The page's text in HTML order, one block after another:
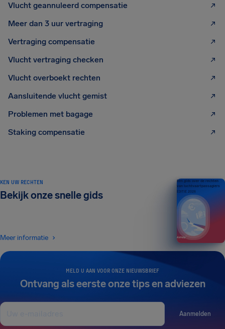
Vlucht geannuleerd compensatie
Meer dan 3 uur vertraging
Vertraging compensatie
Vlucht vertraging checken
Vlucht overboekt rechten
Aansluitende vlucht gemist
Problemen met bagage
Staking compensatie
MELD U AAN VOOR ONZE NIEUWSBRIEF
Ontvang als eerste onze tips en adviezen
Aanmelden
KEN UW RECHTEN
Bekijk onze snelle gids
Meer informatie
Een gids over de rechten
van luchtvaartpassagiers
EDITIE 2026